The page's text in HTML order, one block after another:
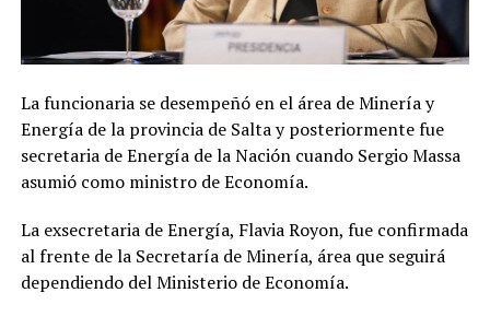
La funcionaria se desempeñó en el área de Minería y
Energía de la provincia de Salta y posteriormente fue
secretaria de Energía de la Nación cuando Sergio Massa
asumió como ministro de Economía.
La exsecretaria de Energía, Flavia Royon, fue confirmada
al frente de la Secretaría de Minería, área que seguirá
dependiendo del Ministerio de Economía.